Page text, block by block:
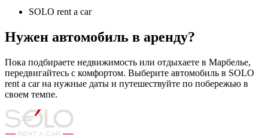
SOLO rent a car
Нужен автомобиль в аренду?
Пока подбираете недвижимость или отдыхаете в Марбелье,
передвигайтесь с комфортом. Выберите автомобиль в SOLO
rent a car на нужные даты и путешествуйте по побережью в
своем темпе.